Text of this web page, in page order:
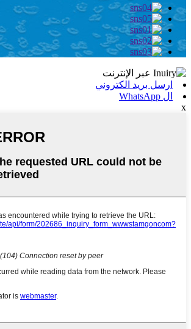
ارسل بريد الكتروني
ال WhatsApp
x